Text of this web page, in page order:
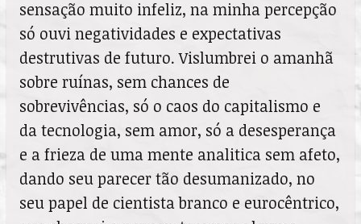
sensação muito infeliz, na minha percepção
só ouvi negatividades e expectativas
destrutivas de futuro. Vislumbrei o amanhã
sobre ruínas, sem chances de
sobrevivências, só o caos do capitalismo e
da tecnologia, sem amor, só a desesperança
e a frieza de uma mente analitica sem afeto,
dando seu parecer tão desumanizado, no
seu papel de cientista branco e eurocêntrico,